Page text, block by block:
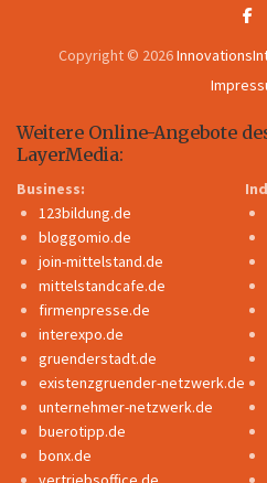
Copyright © 2026
Weitere Online-Angebote
LayerMedia:
Business:
123bildung.de
bloggomio.de
join-mittelstand.de
mittelstandcafe.de
firmenpresse.de
interexpo.de
gruenderstadt.de
existenzgruender-netzwerk.de
unternehmer-netzwerk.de
buerotipp.de
bonx.de